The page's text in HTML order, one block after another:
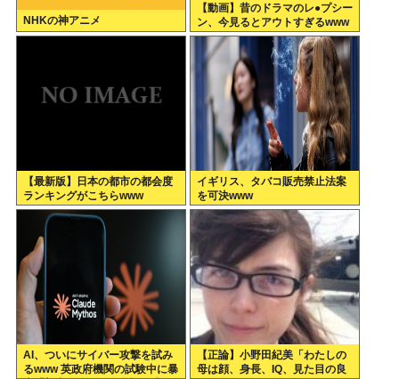
NHKの神アニメ
【動画】昔のドラマのレ●プシー
ン、今見るとアウトすぎるwww
【最新版】日本の都市の都会度
ランキングがこちらwww
イギリス、タバコ販売禁止法案
を可決www
AI、ついにサイバー攻撃を試み
るwww 英政府機関の試験中に暴
【正論】小野田紀美「わたしの
母は顔、身長、IQ、見た目の良